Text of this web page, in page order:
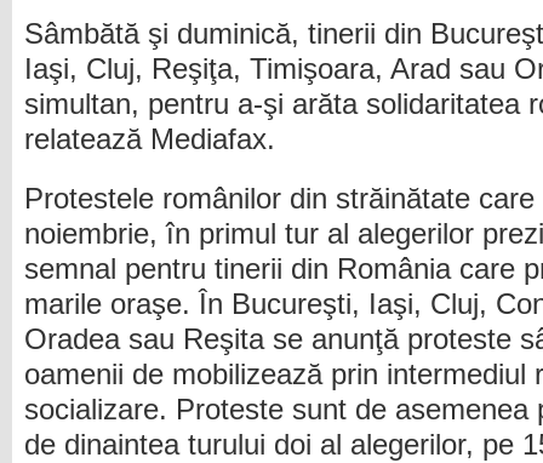
Sâmbătă şi duminică, tinerii din
Iaşi, Cluj, Reşiţa, Timişoara, Arad sau
simultan, pentru a-şi arăta solidaritatea
relatează Mediafax.
Protestele românilor din străinătate
noiembrie, în primul tur al alegerilor
semnal pentru tinerii din România care
marile oraşe. În Bucureşti, Iaşi, Cluj,
Oradea sau Reşita se anunţă proteste
oamenii de mobilizează prin intermediul
socializare. Proteste sunt de
de dinaintea turului doi al alegerilor, pe